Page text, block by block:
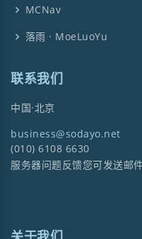
MCNav
落雨 · MoeLuoYu
联系我们
中国·北京
business@sodayo.net
(010) 6108 6630
服务器问题反馈您可发送邮件